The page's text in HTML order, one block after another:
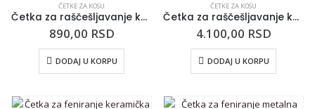
ČETKE ZA KOSU
Četka za raščešljavanje kose za muškarce CALA Flexible Bristles 66116
890,00 RSD
DODAJ U KORPU
ČETKE ZA KOSU
Četka za raščešljavanje kose sa drvenim čekinjama ELCHIM Wooden Paddle
4.100,00 RSD
DODAJ U KORPU